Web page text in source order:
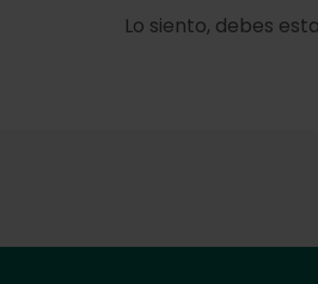
Lo siento, debes